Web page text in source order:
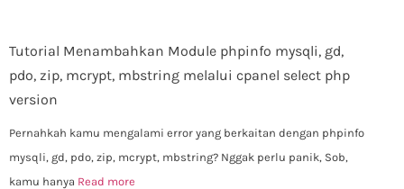
Tutorial Menambahkan Module phpinfo mysqli, gd,
pdo, zip, mcrypt, mbstring melalui cpanel select php
version
Pernahkah kamu mengalami error yang berkaitan dengan phpinfo
mysqli, gd, pdo, zip, mcrypt, mbstring? Nggak perlu panik, Sob,
kamu hanya Read more